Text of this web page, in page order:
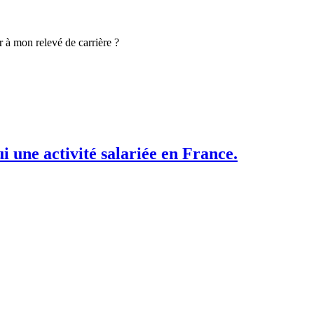
à mon relevé de carrière ?
une activité salariée en France.